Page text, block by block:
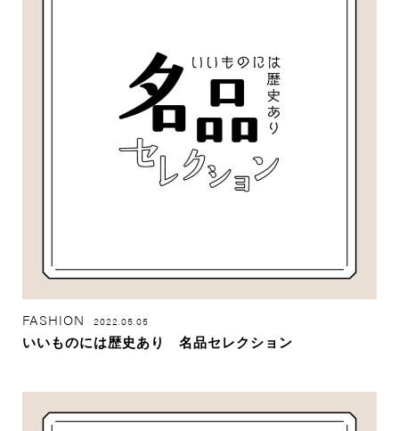
FASHION 2022.05.05
いいものには歴史あり 名品セレクション